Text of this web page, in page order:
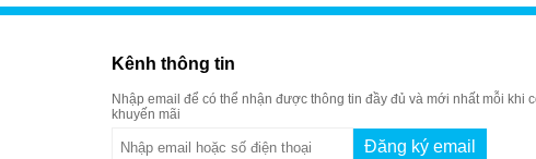
Kênh thông tin
Nhập email để có thể nhận được thông tin đầy đủ và mới nhất mỗi khi
khuyến mãi